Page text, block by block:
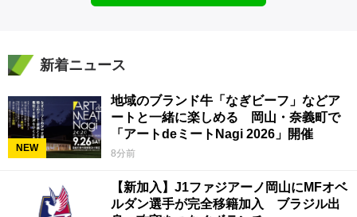
新着ニュース
NEW
地域のブランド牛「なぎビーフ」などア
ートと一緒に楽しめる 岡山・奈義町で
「アートdeミートNagi 2026」開催
8分前
【新加入】J1ファジアーノ岡山にMFオベ
ルダン選手が完全移籍加入 ブラジル出